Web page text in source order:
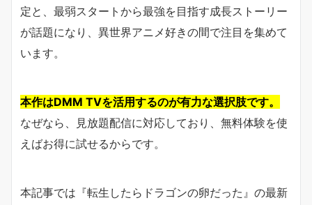
定と、最弱スタートから最強を目指す成長ストーリー
が話題になり、異世界アニメ好きの間で注目を集めて
います。
本作はDMM TVを活用するのが有力な選択肢です。
なぜなら、見放題配信に対応しており、無料体験を使
えばお得に試せるからです。
本記事では『転生したらドラゴンの卵だった』の最新